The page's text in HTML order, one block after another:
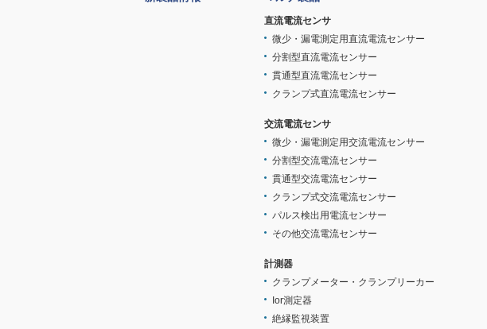
直流電流センサ
微少・漏電測定用直流電流センサー
分割型直流電流センサー
貫通型直流電流センサー
クランプ式直流電流センサー
交流電流センサ
微少・漏電測定用交流電流センサー
分割型交流電流センサー
貫通型交流電流センサー
クランプ式交流電流センサー
パルス検出用電流センサー
その他交流電流センサー
計測器
クランプメーター・クランプリーカー
Ior測定器
絶縁監視装置